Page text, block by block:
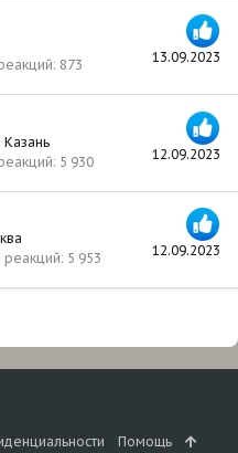
13.09.2023
873
12.09.2023
Казань
5 930
12.09.2023
реакций 5 953
Помощь